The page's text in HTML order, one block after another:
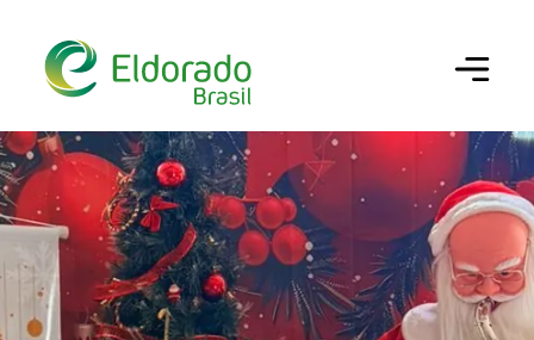
Configurar cookies
Utilizamos cookies para oferecer a melhor
experiência em nosso site. Você pode escolher
quais categorias de cookies deseja permitir. Para
mais informações, consulte nossa
Política de
Cookies.
Cookies Estritamente Necessários
做你的搜索
巴西埃尔多拉多（ELDORADO BRASIL）